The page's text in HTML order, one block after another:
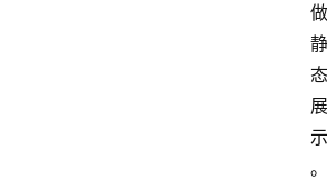
做
静
态
展
示
。